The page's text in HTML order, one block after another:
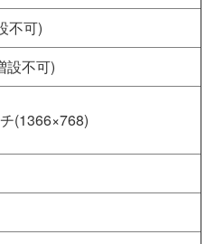
不可)
設不可)
(1366×768)